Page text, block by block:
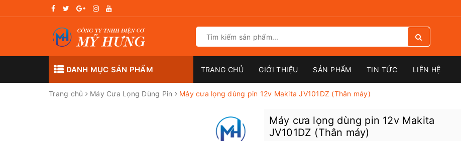
DANH MỤC SẢN PHẨM TRANG CHỦ GIỚI THIỆU SẢN PHẨM TIN TỨC LIÊN HỆ
Trang chủ Máy Cưa Lọng Dùng Pin Máy cưa lọng dùng pin 12v Makita JV101DZ (Thân máy)
Máy cưa lọng dùng pin 12v Makita
JV101DZ (Thân máy)